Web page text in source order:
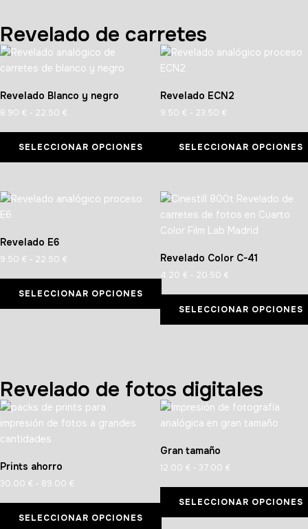
Revelado de carretes
Revelado Blanco y negro
8.90 € - 22.50 €
SELECCIONAR OPCIONES
Revelado ECN2
9.50 € - 23.50 €
SELECCIONAR OPCIONES
Revelado E6
9.50 € - 22.50 €
SELECCIONAR OPCIONES
Revelado Color C-41
4.20 € - 20.50 €
SELECCIONAR OPCIONES
Revelado de fotos digitales
Prints ahorro
30.00 € - 89.00 €
SELECCIONAR OPCIONES
Gran tamaño
12.00 € - 37.00 €
SELECCIONAR OPCIONES